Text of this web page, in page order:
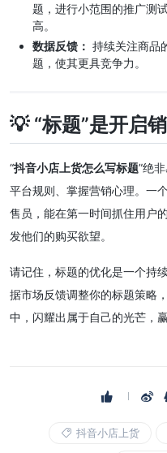
题，进行小范围的推广测
高。
数据反馈： 持续关注商品
题，使其更具竞争力。
💡 “标题”是开启
“抖音小店上货怎么写标题”绝
平台规则、掌握营销心理。一
售员，能在第一时间抓住用户
发他们的购买欲望。
请记住，标题的优化是一个持
据市场反馈调整你的标题策略
中，闪耀出属于自己的光芒，
抖音小店上货